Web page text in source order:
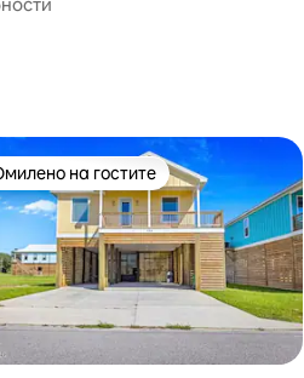
од 5, 106 рецензии
најуспешните „Омилени на гостите“
на гостите